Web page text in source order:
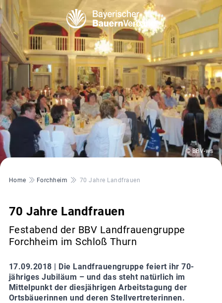
© BBV-ws
Pfadnavigation
Home Forchheim 70 Jahre Landfrauen
70 Jahre Landfrauen
Festabend der BBV Landfrauengruppe
Forchheim im Schloß Thurn
17.09.2018 | Die Landfrauengruppe feiert ihr 70-
jähriges Jubiläum – und das steht natürlich im
Mittelpunkt der diesjährigen Arbeitstagung der
Ortsbäuerinnen und deren Stellvertreterinnen.